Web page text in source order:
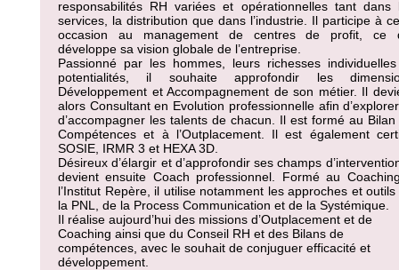
responsabilités RH variées et opérationnelles tant dans
services, la distribution que dans l’industrie. Il participe à
occasion au management de centres de profit, ce
développe sa vision globale de l’entreprise.
Passionné par les hommes, leurs richesses
potentialités, il souhaite approfondir les
Développement et Accompagnement de son métier. Il
alors Consultant en Evolution professionnelle afin
d’accompagner les talents de chacun. Il est formé au Bilan
Compétences et à l’Outplacement. Il est également
SOSIE, IRMR 3 et HEXA 3D.
Désireux d’élargir et d’approfondir ses champs
devient ensuite Coach professionnel. Formé au
l’Institut Repère, il utilise notamment les approches et outils
la PNL, de la Process Communication et de la Systémique.
Il réalise aujourd’hui des missions d’Outplacement et de
Coaching ainsi que du Conseil RH et des Bilans de
compétences, avec le souhait de conjuguer efficacité et
développement.